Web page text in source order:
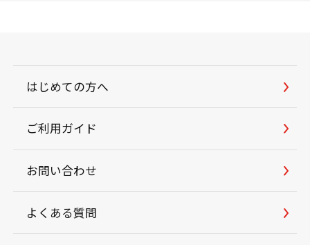
はじめての方へ
ご利用ガイド
お問い合わせ
よくある質問